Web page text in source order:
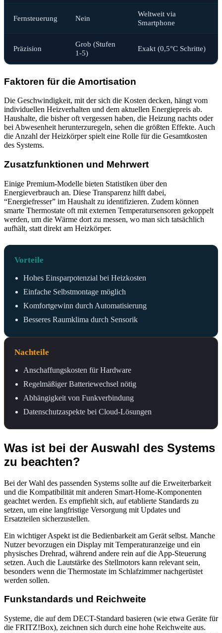
Fernsteuerung Nein
Weltweit via
Smartphone
Präzision
Grob (Stufen
1-5)
Exakt (0,5°C Schritte)
Faktoren für die Amortisation
Die Geschwindigkeit, mit der sich die Kosten decken, hängt vom
individuellen Heizverhalten und dem aktuellen Energiepreis ab.
Haushalte, die bisher oft vergessen haben, die Heizung nachts oder
bei Abwesenheit herunterzuregeln, sehen die größten Effekte. Auch
die Anzahl der Heizkörper spielt eine Rolle für die Gesamtkosten
des Systems.
Zusatzfunktionen und Mehrwert
Einige Premium-Modelle bieten Statistiken über den
Energieverbrauch an. Diese Transparenz hilft dabei,
“Energiefresser” im Haushalt zu identifizieren. Zudem können
smarte Thermostate oft mit externen Temperatursensoren gekoppelt
werden, um die Wärme dort zu messen, wo man sich tatsächlich
aufhält, statt direkt am Heizkörper.
Vorteile
Hohes Einsparpotenzial bei Heizkosten
Einfache Selbstmontage möglich
Komfortgewinn durch Automatisierung
Besseres Raumklima durch Sensorik
Nachteile
Anschaffungskosten für Hardware
Regelmäßiger Batteriewechsel nötig
Abhängigkeit von Funkverbindung
Datenschutzaspekte bei Cloud-Lösungen
Was ist bei der Auswahl des Systems
zu beachten?
Bei der Wahl des passenden Systems sollte auf die Erweiterbarkeit
und die Kompatibilität mit anderen Smart-Home-Komponenten
geachtet werden. Es empfiehlt sich, auf etablierte Standards zu
setzen, um eine langfristige Versorgung mit Updates und
Ersatzteilen sicherzustellen.
Ein wichtiger Aspekt ist die Bedienbarkeit am Gerät selbst. Manche
Nutzer bevorzugen ein Display mit Temperaturanzeige und ein
physisches Drehrad, während andere rein auf die App-Steuerung
setzen. Auch die Lautstärke des Stellmotors kann relevant sein,
besonders wenn die Thermostate im Schlafzimmer nachgerüstet
werden sollen.
Funkstandards und Reichweite
Systeme, die auf dem DECT-Standard basieren (wie etwa Geräte für
die FRITZ!Box), zeichnen sich durch eine hohe Reichweite aus.